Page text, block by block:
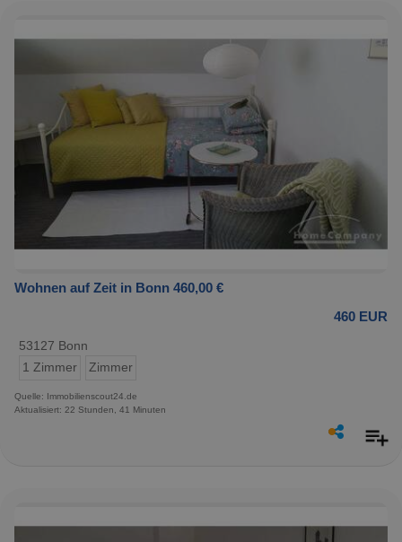
Wohnen auf Zeit in Bonn 460,00 €
460 EUR
53127 Bonn
1 Zimmer
Zimmer
Quelle: Immobilienscout24.de
Aktualisiert: 22 Stunden, 41 Minuten